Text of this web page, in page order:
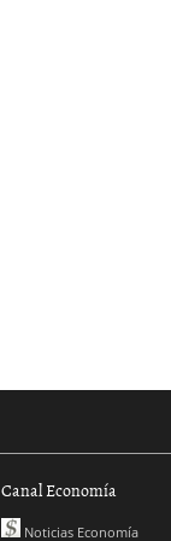
Canal Economía
Noticias Economía